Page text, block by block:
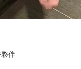
伴